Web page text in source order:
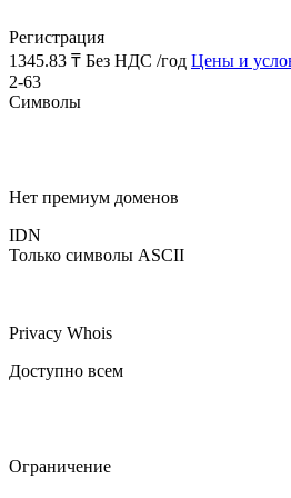
Регистрация
1345.83 ₸ Без НДС /год Цены и
2-63
Символы
Нет премиум доменов
IDN
Только символы ASCII
Privacy Whois
Доступно всем
Ограничение